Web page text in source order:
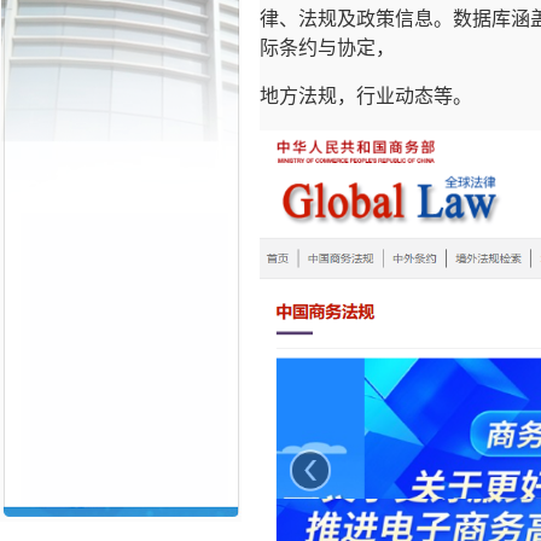
律、法规及政策信息。数据库涵
际条约与协定，
地方法规，行业动态等。